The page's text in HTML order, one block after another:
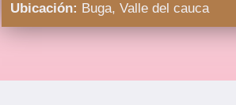
Ubicación: Buga, Valle del cauca